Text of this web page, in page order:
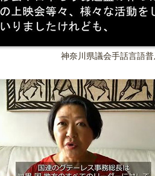
神奈川県議会手話言